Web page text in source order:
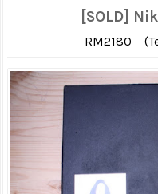
[SOLD]
RM2180